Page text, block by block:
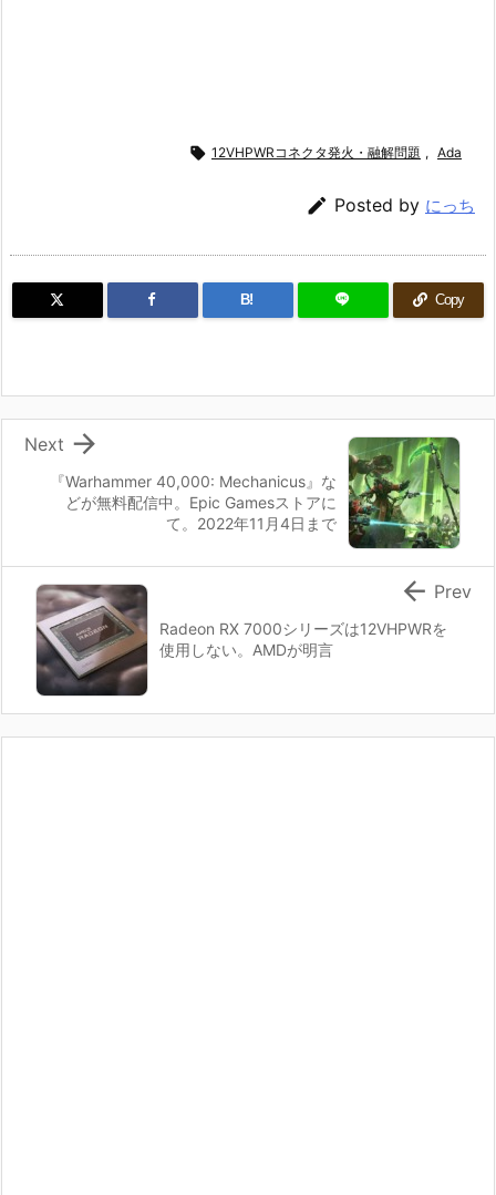
 12VHPWRコネクタ発火・融解問題 , Ada
 Posted by にっち
B! Copy
『Warhammer 40,000: Mechanicus』な
どが無料配信中。Epic Gamesストアに
て。2022年11月4日まで

Next
Radeon RX 7000シリーズは12VHPWRを
使用しない。AMDが明言
 Prev